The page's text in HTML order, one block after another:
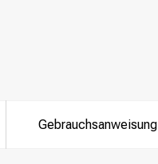
Nach welcher
Gebrauchsanweisung